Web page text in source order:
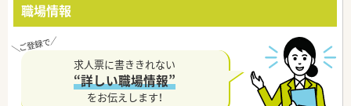
職場情報
求人票に書ききれない
“詳しい職場情報”
をお伝えします！